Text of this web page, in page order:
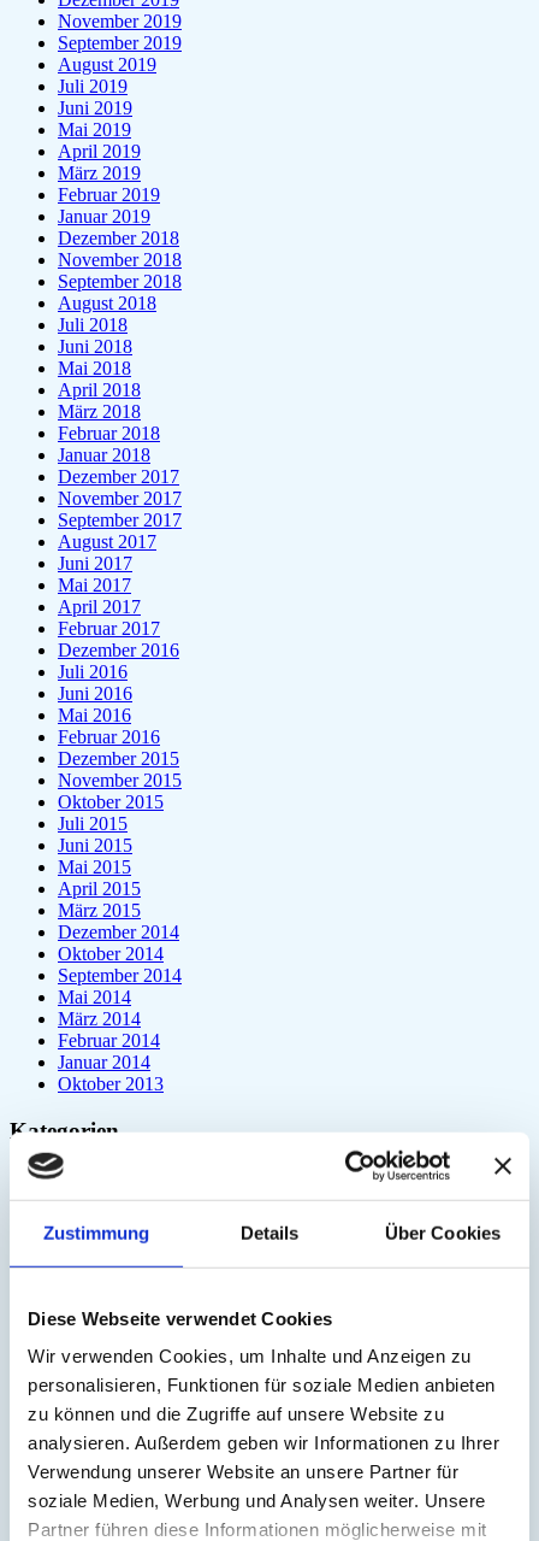
Zustimmung Details Über Cookies
Diese Webseite verwendet Cookies
Wir verwenden Cookies, um Inhalte und Anzeigen zu
personalisieren, Funktionen für soziale Medien anbieten
zu können und die Zugriffe auf unsere Website zu
analysieren. Außerdem geben wir Informationen zu Ihrer
Verwendung unserer Website an unsere Partner für
soziale Medien, Werbung und Analysen weiter. Unsere
Partner führen diese Informationen möglicherweise mit
November 2019
September 2019
August 2019
Juli 2019
Juni 2019
Mai 2019
April 2019
März 2019
Februar 2019
Januar 2019
Dezember 2018
November 2018
September 2018
August 2018
Juli 2018
Juni 2018
Mai 2018
April 2018
März 2018
Februar 2018
Januar 2018
Dezember 2017
November 2017
September 2017
August 2017
Juni 2017
Mai 2017
April 2017
Februar 2017
Dezember 2016
Juli 2016
Juni 2016
Mai 2016
Februar 2016
Dezember 2015
November 2015
Oktober 2015
Juli 2015
Juni 2015
Mai 2015
April 2015
März 2015
Dezember 2014
Oktober 2014
September 2014
Mai 2014
März 2014
Februar 2014
Januar 2014
Oktober 2013
Kategorien
'Save our Songs'
3. Chakra(1)
3HO
Achtsamkeit
Achtsamkeitspraxis(1)
Alleinsein
(3)
Allgemein(197)
Amrit Vela(1)
Arjuna(2)
Astrologie(1)
Atem(41)
Atmung
Atom(1)
Aufrichtung(2)
Aura(2)